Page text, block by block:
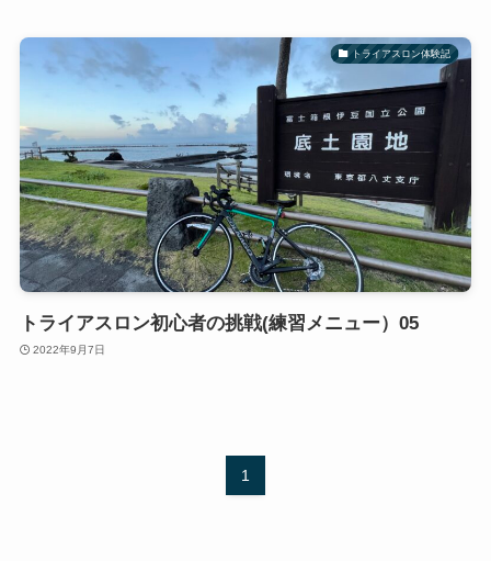
トライアスロン体験記
トライアスロン初心者の挑戦(練習メニュー）05
2022年9月7日
1